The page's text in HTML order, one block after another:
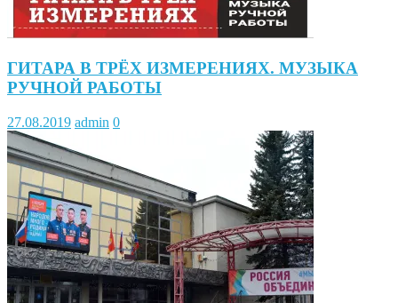
ГИТАРА В ТРЁХ ИЗМЕРЕНИЯХ. МУЗЫКА
РУЧНОЙ РАБОТЫ
27.08.2019 admin 0